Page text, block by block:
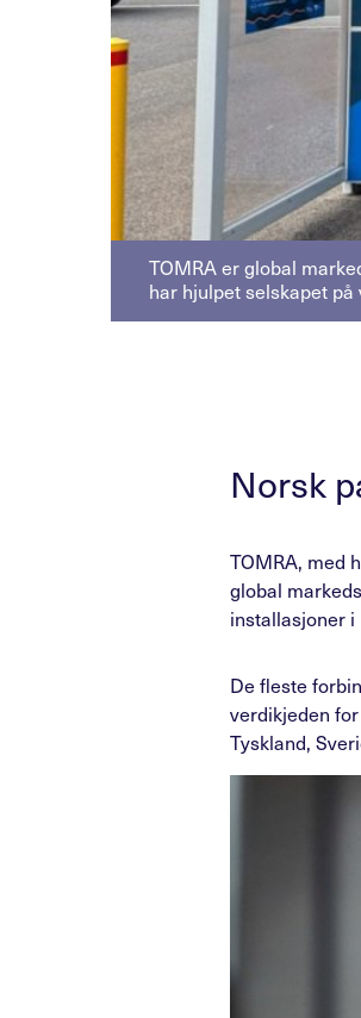
TOMRA er global
har hjulpet selskapet på
Norsk
TOMRA, med
global
installasjoner
De fleste
verdikjeden
Tyskland,